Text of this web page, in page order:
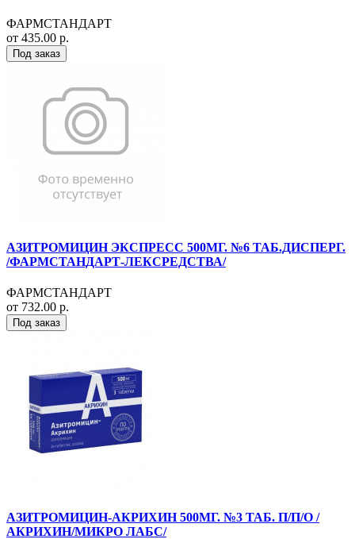
ФАРМСТАНДАРТ
от 435.00 р.
Под заказ
АЗИТРОМИЦИН ЭКСПРЕСС 500МГ. №6 ТАБ.ДИСПЕРГ.
/ФАРМСТАНДАРТ-ЛЕКСРЕДСТВА/
ФАРМСТАНДАРТ
от 732.00 р.
Под заказ
АЗИТРОМИЦИН-АКРИХИН 500МГ. №3 ТАБ. П/П/О /
АКРИХИН/МИКРО ЛАБС/